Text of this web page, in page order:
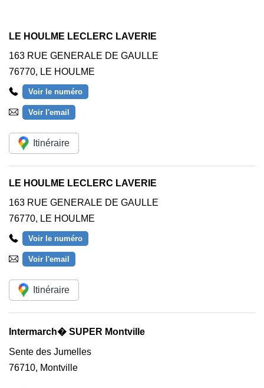
LE HOULME LECLERC LAVERIE
163 RUE GENERALE DE GAULLE
76770, LE HOULME
Voir le numéro
Voir l'email
Itinéraire
LE HOULME LECLERC LAVERIE
163 RUE GENERALE DE GAULLE
76770, LE HOULME
Voir le numéro
Voir l'email
Itinéraire
Intermarch� SUPER Montville
Sente des Jumelles
76710, Montville